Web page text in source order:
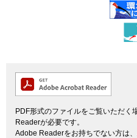
PDF形式のファイルをご覧いただ
Readerが必要です。
Adobe Readerをお持ちでない方は